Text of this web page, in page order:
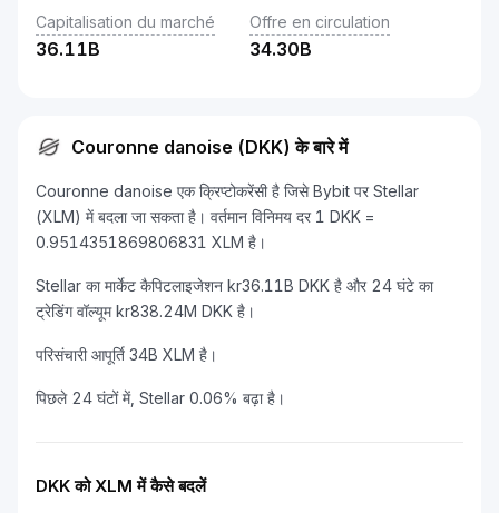
Capitalisation du marché
36.11B
Offre en circulation
34.30B
Couronne danoise (DKK) के बारे में
Couronne danoise एक क्रिप्टोकरेंसी है जिसे Bybit पर Stellar
(XLM) में बदला जा सकता है। वर्तमान विनिमय दर 1 DKK =
0.9514351869806831 XLM है।
Stellar का मार्केट कैपिटलाइजेशन kr36.11B DKK है और 24 घंटे का
ट्रेडिंग वॉल्यूम kr838.24M DKK है।
परिसंचारी आपूर्ति 34B XLM है।
पिछले 24 घंटों में, Stellar 0.06% बढ़ा है।
DKK को XLM में कैसे बदलें